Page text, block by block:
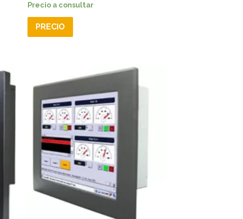
Precio a consultar
PRECIO